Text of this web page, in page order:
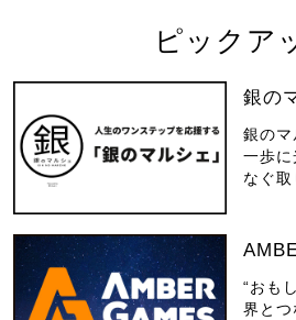
ピックア
銀の
銀の
一歩
なぐ取
“おも
界と